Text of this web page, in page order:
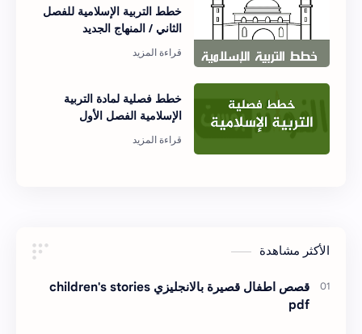
خطط التربية الإسلامية للفصل
الثاني / المنهاج الجديد
خطط فصلية لمادة التربية
الإسلامية الفصل الأول
الأكثر مشاهدة
قصص اطفال قصيرة بالانجليزي children's stories
pdf